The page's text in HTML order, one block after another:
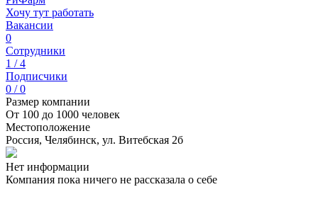
Хочу тут работать
Вакансии
0
Сотрудники
1 / 4
Подписчики
0 / 0
Размер компании
От 100 до 1000 человек
Местоположение
Россия, Челябинск, ул. Витебская 2б
Нет информации
Компания пока ничего не рассказала о себе